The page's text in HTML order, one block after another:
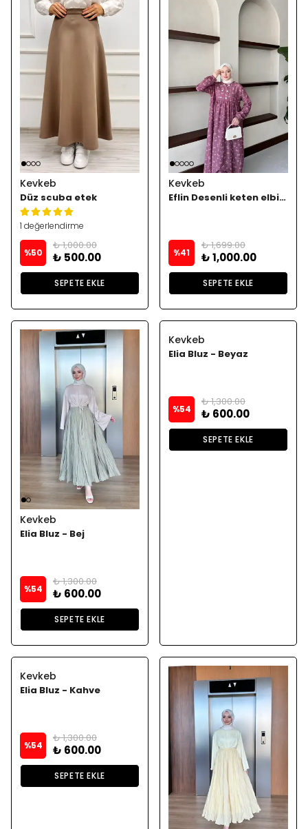
Kevkeb
Düz scuba etek
1 değerlendirme
%50
₺ 1,000.00
₺ 500.00
SEPETE EKLE
Kevkeb
Eflin Desenli keten elbise
%41
₺ 1,699.00
₺ 1,000.00
SEPETE EKLE
Kevkeb
Elia Bluz - Bej
%54
₺ 1,300.00
₺ 600.00
SEPETE EKLE
Kevkeb
Elia Bluz - Beyaz
%54
₺ 1,300.00
₺ 600.00
SEPETE EKLE
Kevkeb
Elia Bluz - Kahve
%54
₺ 1,300.00
₺ 600.00
SEPETE EKLE